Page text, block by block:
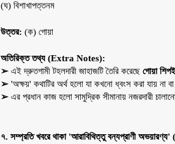
(ঘ) বিশাখাপত্তনম
উত্তর: (ক) গোয়া
অতিরিক্ত তথ্য (Extra Notes):
➢ এই দ্রুতগামী টহলদারী জাহাজটি তৈরি করেছে গোয়া
➢ 'অক্ষয়' কথাটির অর্থ হলো যা কখনো ধ্বংস করা যায় না
➢ এর প্রধান কাজ হলো সামুদ্রিক সীমানায় নজরদারী
৭. সম্প্রতি খবরে থাকা 'আরাবিথিত্তু বন্যপ্রাণী